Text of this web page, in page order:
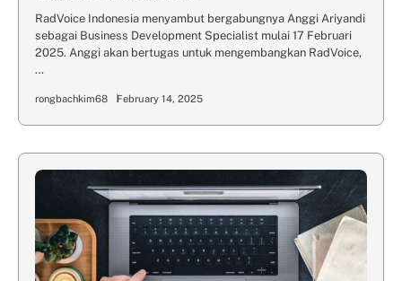
RadVoice Indonesia menyambut bergabungnya Anggi Ariyandi
sebagai Business Development Specialist mulai 17 Februari
2025. Anggi akan bertugas untuk mengembangkan RadVoice,
…
rongbachkim68 February 14, 2025